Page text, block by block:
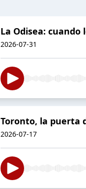
La Odisea:
2026-07-31
Toronto, la puerta
2026-07-17